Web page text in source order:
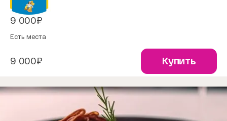
9 000₽
Есть места
9 000₽ Купить